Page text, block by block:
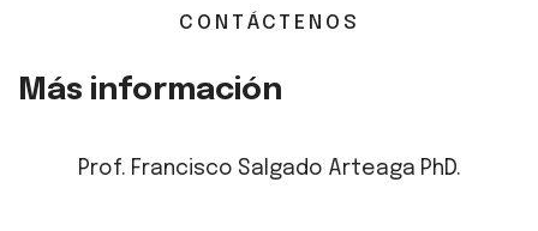
CONTÁCTENOS
Más información
Prof. Francisco Salgado Arteaga PhD.